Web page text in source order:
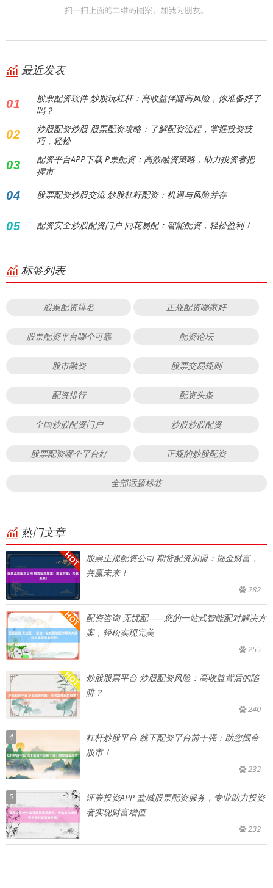
最近发表
01
股票配资软件 炒股玩杠杆：高收益伴随高风险，你准备好了
吗？
02
炒股配资炒股 股票配资攻略：了解配资流程，掌握投资技
巧，轻松
03
配资平台APP下载 P票配资：高效融资策略，助力投资者把
握市
04 股票配资炒股交流 炒股杠杆配资：机遇与风险并存
05 配资安全炒股配资门户 同花易配：智能配资，轻松盈利！
标签列表
股票配资排名 正规配资哪家好
股票配资平台哪个可靠 配资论坛
股市融资 股票交易规则
配资排行 配资头条
全国炒股配资门户 炒股炒股配资
股票配资哪个平台好 正规的炒股配资
全部话题标签
热门文章
股票正规配资公司 期货配资加盟：掘金财富，
共赢未来！
282
配资咨询 无忧配——您的一站式智能配对解决方
案，轻松实现完美
255
炒股股票平台 炒股配资风险：高收益背后的陷
阱？
240
4
杠杆炒股平台 线下配资平台前十强：助您掘金
股市！
232
5
证券投资APP 盐城股票配资服务，专业助力投资
者实现财富增值
232